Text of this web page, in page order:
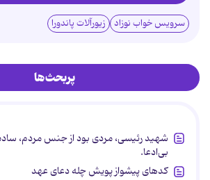
سرویس خواب نوزاد زیورآلات پاندورا
پربحث‌ها
شهید رئیسی، مردی بود از جنس مردم،
بی‌ادعا.
کدهای پیشواز پویش چله دعای عهد